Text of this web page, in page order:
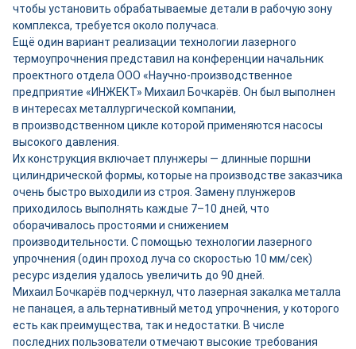
чтобы установить обрабатываемые детали в рабочую зону
комплекса, требуется около получаса.
Ещё один вариант реализации технологии лазерного
термоупрочнения представил на конференции начальник
проектного отдела ООО «Научно-­производственное
предприятие «ИНЖЕКТ» Михаил Бочкарёв. Он был выполнен
в интересах металлургической компании,
в производственном цикле которой применяются насосы
высокого давления.
Их конструкция включает плунжеры — длинные поршни
цилиндрической формы, которые на производстве заказчика
очень быстро выходили из строя. Замену плунжеров
приходилось выполнять каждые 7–10 дней, что
оборачивалось простоями и снижением
производительности. С помощью технологии лазерного
упрочнения (один проход луча со скоростью 10 мм/сек)
ресурс изделия удалось увеличить до 90 дней.
Михаил Бочкарёв подчеркнул, что лазерная закалка металла
не панацея, а альтернативный метод упрочнения, у которого
есть как преимущества, так и недостатки. В числе
последних пользователи отмечают высокие требования